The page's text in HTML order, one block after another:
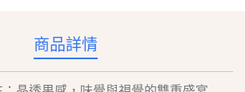
商品詳情